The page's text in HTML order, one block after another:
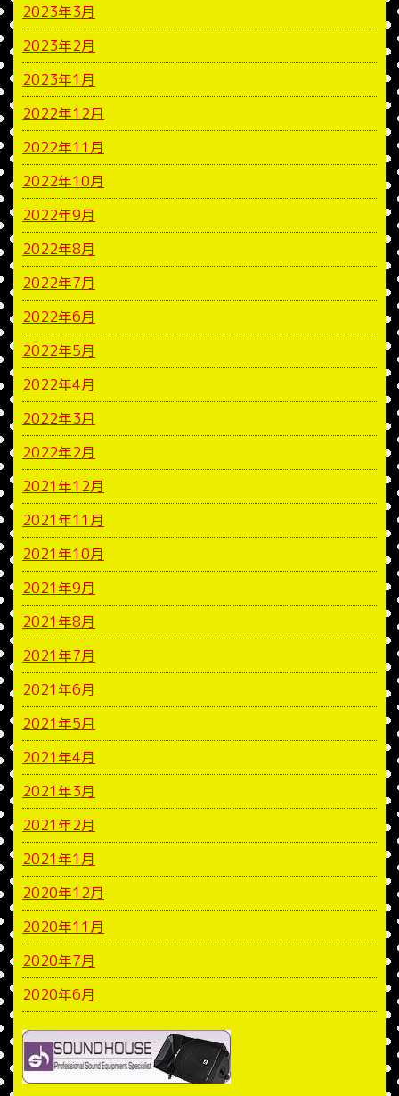
2023年3月
2023年2月
2023年1月
2022年12月
2022年11月
2022年10月
2022年9月
2022年8月
2022年7月
2022年6月
2022年5月
2022年4月
2022年3月
2022年2月
2021年12月
2021年11月
2021年10月
2021年9月
2021年8月
2021年7月
2021年6月
2021年5月
2021年4月
2021年3月
2021年2月
2021年1月
2020年12月
2020年11月
2020年7月
2020年6月